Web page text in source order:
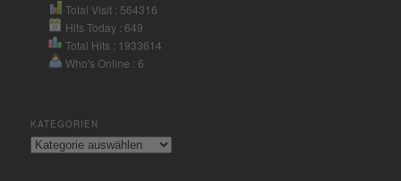
Total Visit : 564316
Hits Today : 649
Total Hits : 1933614
Who's Online : 6
KATEGORIEN
Kategorien